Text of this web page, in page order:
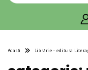
Acasă Librărie – editura